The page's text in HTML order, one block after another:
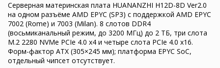
Серверная материнская плата HUANANZHI H12D-8D Ver2.0
на одном разъёме AMD EPYC (SP3) с поддержкой AMD EPYC
7002 (Rome) и 7003 (Milan). 8 слотов DDR4
(восьмиканальный режим, до 3200 МГц) до 2 ТБ, три слота
M.2 2280 NVMe PCIe 4.0 x4 и четыре слота PCIe 4.0 x16.
Форм-фактор ATX (305×245 мм); платформа EPYC SoC,
отдельный чипсет отсутствует.